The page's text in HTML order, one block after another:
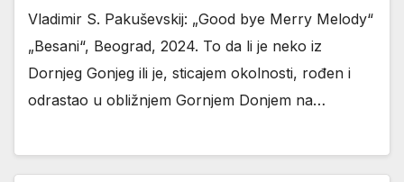
Vladimir S. Pakuševskij: „Good bye Merry Melody“
„Besani“, Beograd, 2024. To da li je neko iz
Dornjeg Gonjeg ili je, sticajem okolnosti, rođen i
odrastao u obližnjem Gornjem Donjem na…